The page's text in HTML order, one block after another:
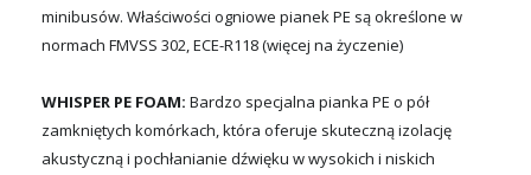
minibusów. Właściwości ogniowe pianek PE są określone w
normach FMVSS 302, ECE-R118 (więcej na życzenie)
WHISPER PE FOAM: Bardzo specjalna pianka PE o pół
zamkniętych komórkach, która oferuje skuteczną izolację
akustyczną i pochłanianie dźwięku w wysokich i niskich